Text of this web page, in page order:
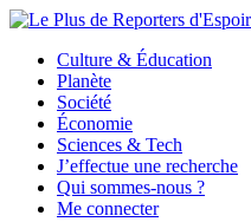
Culture & Éducation
Planète
Société
Économie
Sciences & Tech
J’effectue une recherche
Qui sommes-nous ?
Me connecter